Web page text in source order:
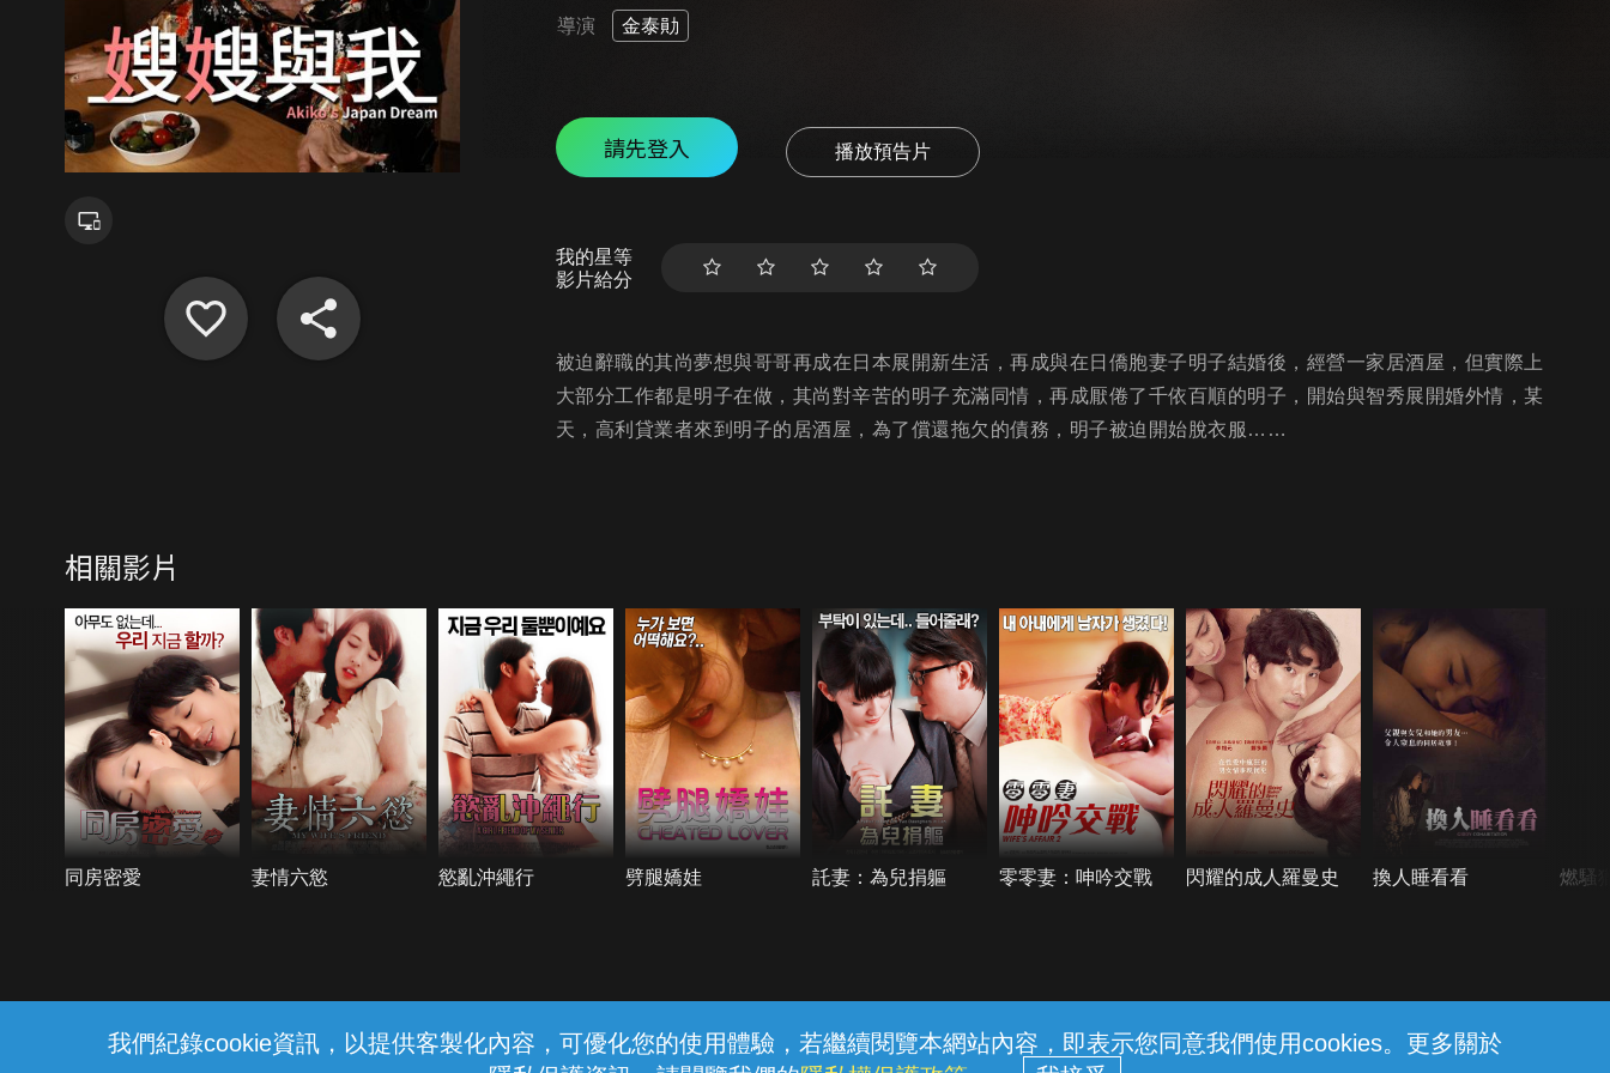
我們紀錄cookie資訊，以提供客製化內容，可優化您的使用體驗，若繼續閱覽本網站內容，即表示您同意我們使用cookies。更多關於
導演 金泰勛
請先登入 播放預告片
我的星等
影片給分
被迫辭職的其尚夢想與哥哥再成在日本展開新生活，再成與在日僑胞妻子明子結婚後，經營一家居酒屋，但實際上
大部分工作都是明子在做，其尚對辛苦的明子充滿同情，再成厭倦了千依百順的明子，開始與智秀展開婚外情，某
天，高利貸業者來到明子的居酒屋，為了償還拖欠的債務，明子被迫開始脫衣服……
相關影片
同房密愛 妻情六慾 慾亂沖繩行 劈腿嬌娃 託妻：為兒捐軀 零零妻：呻吟交戰 閃耀的成人羅曼史 換人睡看看 燃騷
線上客服 服務條款 隱私權保護